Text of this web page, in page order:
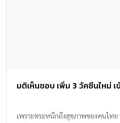
มติเห็นชอบ เพิ่ม 3 วัคซีนใหม่
เพราะตระหนึกถึงสุขภาพของคนไท